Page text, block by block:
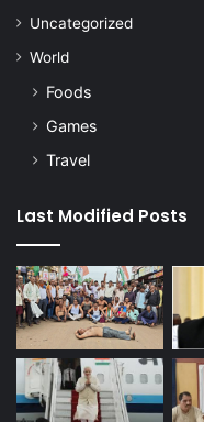
Uncategorized
World
Foods
Games
Travel
Last Modified Posts